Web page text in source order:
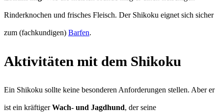
Rinderknochen und frisches Fleisch. Der Shikoku eignet sich sicher
zum (fachkundigen) Barfen.
Aktivitäten mit dem Shikoku
Ein Shikoku sollte keine besonderen Anforderungen stellen. Aber er
ist ein kräftigerWach- und Jagdhund, der seine